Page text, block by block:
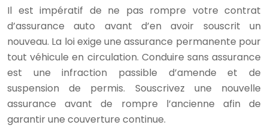
Il est impératif de ne pas rompre votre contrat
d’assurance auto avant d’en avoir souscrit un
nouveau. La loi exige une assurance permanente pour
tout véhicule en circulation. Conduire sans assurance
est une infraction passible d’amende et de
suspension de permis. Souscrivez une nouvelle
assurance avant de rompre l’ancienne afin de
garantir une couverture continue.